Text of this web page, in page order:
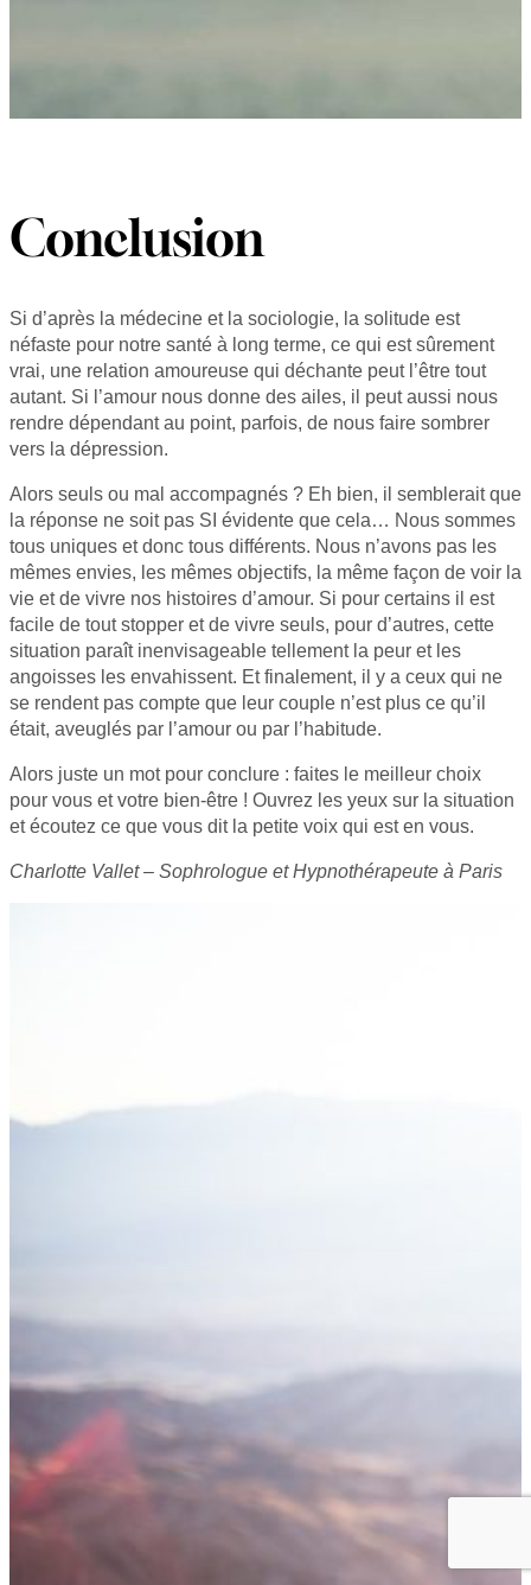
Conclusion
Si d’après la médecine et la sociologie, la solitude est
néfaste pour notre santé à long terme, ce qui est sûrement
vrai, une relation amoureuse qui déchante peut l’être tout
autant. Si l’amour nous donne des ailes, il peut aussi nous
rendre dépendant au point, parfois, de nous faire sombrer
vers la dépression.
Alors seuls ou mal accompagnés ? Eh bien, il semblerait que
la réponse ne soit pas SI évidente que cela… Nous sommes
tous uniques et donc tous différents. Nous n’avons pas les
mêmes envies, les mêmes objectifs, la même façon de voir la
vie et de vivre nos histoires d’amour. Si pour certains il est
facile de tout stopper et de vivre seuls, pour d’autres, cette
situation paraît inenvisageable tellement la peur et les
angoisses les envahissent. Et finalement, il y a ceux qui ne
se rendent pas compte que leur couple n’est plus ce qu’il
était, aveuglés par l’amour ou par l’habitude.
Alors juste un mot pour conclure : faites le meilleur choix
pour vous et votre bien-être ! Ouvrez les yeux sur la situation
et écoutez ce que vous dit la petite voix qui est en vous.
Charlotte Vallet – Sophrologue et Hypnothérapeute à Paris